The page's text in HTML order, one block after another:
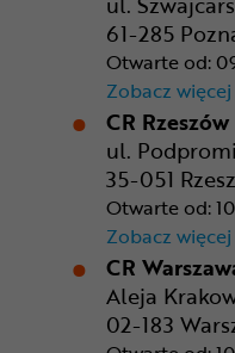
61-285
Otwarte od:
Zobacz więcej
CR Rzeszów
ul.
35-051
Otwarte od:
Zobacz więcej
CR
Aleja
02-183